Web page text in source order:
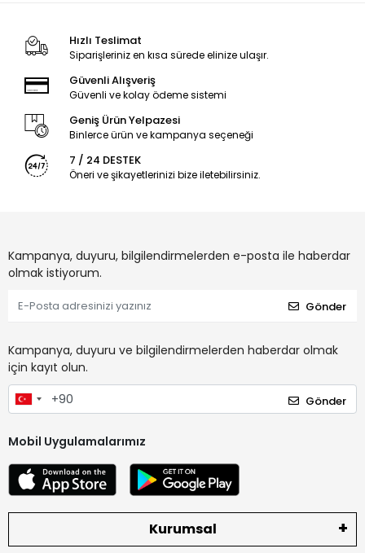
Hızlı Teslimat
Siparişleriniz en kısa sürede elinize ulaşır.
Güvenli Alışveriş
Güvenli ve kolay ödeme sistemi
Geniş Ürün Yelpazesi
Binlerce ürün ve kampanya seçeneği
7 / 24 DESTEK
Öneri ve şikayetlerinizi bize iletebilirsiniz.
Kampanya, duyuru, bilgilendirmelerden e-posta ile haberdar
olmak istiyorum.
Gönder
Kampanya, duyuru ve bilgilendirmelerden haberdar olmak
için kayıt olun.
Gönder
Mobil Uygulamalarımız
Kurumsal